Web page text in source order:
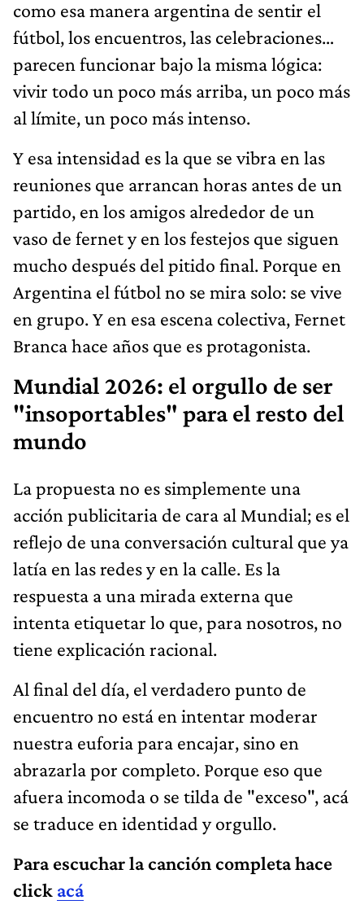
como esa manera argentina de sentir el
fútbol, los encuentros, las celebraciones…
parecen funcionar bajo la misma lógica:
vivir todo un poco más arriba, un poco más
al límite, un poco más intenso.
Y esa intensidad es la que se vibra en las
reuniones que arrancan horas antes de un
partido, en los amigos alrededor de un
vaso de fernet y en los festejos que siguen
mucho después del pitido final. Porque en
Argentina el fútbol no se mira solo: se vive
en grupo. Y en esa escena colectiva, Fernet
Branca hace años que es protagonista.
Mundial 2026: el orgullo de ser
"insoportables" para el resto del
mundo
La propuesta no es simplemente una
acción publicitaria de cara al Mundial; es el
reflejo de una conversación cultural que ya
latía en las redes y en la calle. Es la
respuesta a una mirada externa que
intenta etiquetar lo que, para nosotros, no
tiene explicación racional.
Al final del día, el verdadero punto de
encuentro no está en intentar moderar
nuestra euforia para encajar, sino en
abrazarla por completo. Porque eso que
afuera incomoda o se tilda de "exceso", acá
se traduce en identidad y orgullo.
Para escuchar la canción completa hace
click acá